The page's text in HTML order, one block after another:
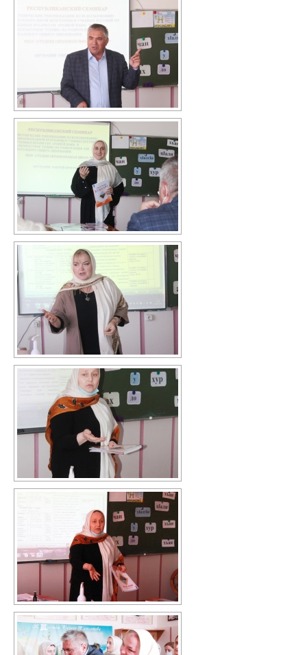
План мероприятий
Методические рекомендации
ВПР-2026
Контакты
Для сведения